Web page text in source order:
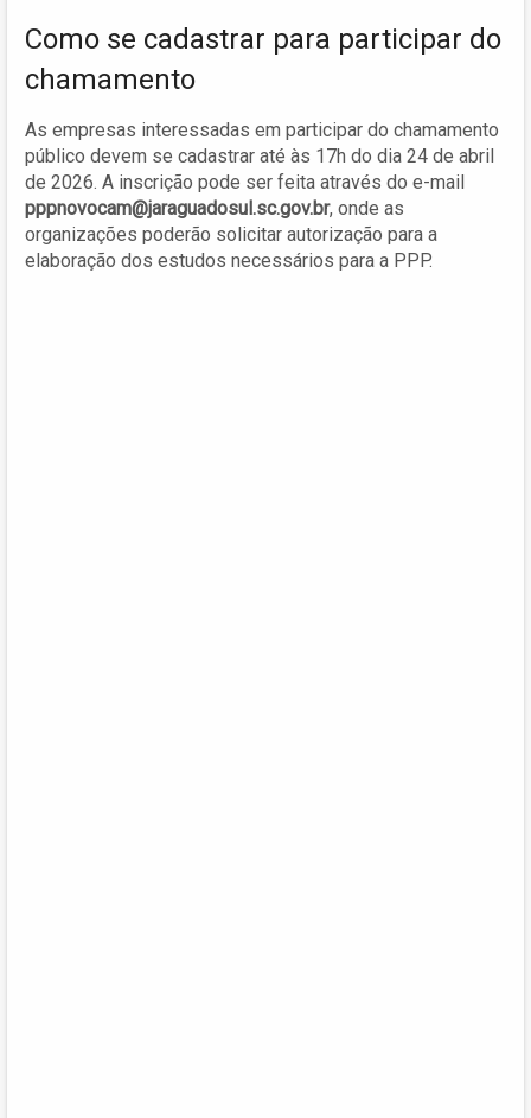
Como se cadastrar para participar do
chamamento
As empresas interessadas em participar do chamamento
público devem se cadastrar até às 17h do dia 24 de abril
de 2026. A inscrição pode ser feita através do e-mail
pppnovocam@jaraguadosul.sc.gov.br, onde as
organizações poderão solicitar autorização para a
elaboração dos estudos necessários para a PPP.